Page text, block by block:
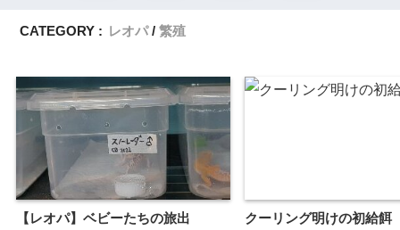
CATEGORY : レオパ 繁殖
【レオパ】ベビーたちの旅出 クーリング明けの初給餌